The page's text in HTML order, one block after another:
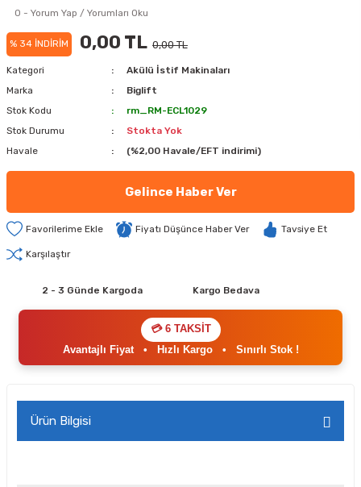
0 - Yorum Yap / Yorumları Oku
% 34 İNDİRİM 0,00 TL 0,00 TL
Kategori
Akülü İstif Makinaları
Marka
Biglift
Stok Kodu
rm_RM-ECL1029
Stok Durumu
Stokta Yok
Havale
(%2,00 Havale/EFT indirimi)
Gelince Haber Ver
Fiyatı Düşünce Haber Ver Tavsiye Et
Karşılaştır
2 - 3 Günde Kargoda Kargo Bedava
💳 6 TAKSİT
Avantajlı Fiyat• Hızlı Kargo• Sınırlı Stok !
Ürün Bilgisi